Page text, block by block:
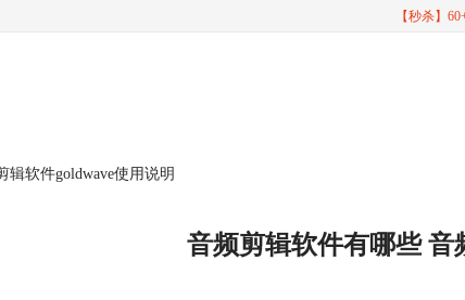
【秒杀】
软件goldwave使用说明
音频剪辑软件有哪些 音